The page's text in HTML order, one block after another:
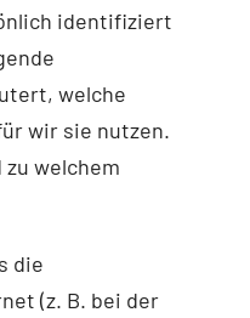
identifiziert
welche
wir sie nutzen.
welchem
die
(z. B. bei der